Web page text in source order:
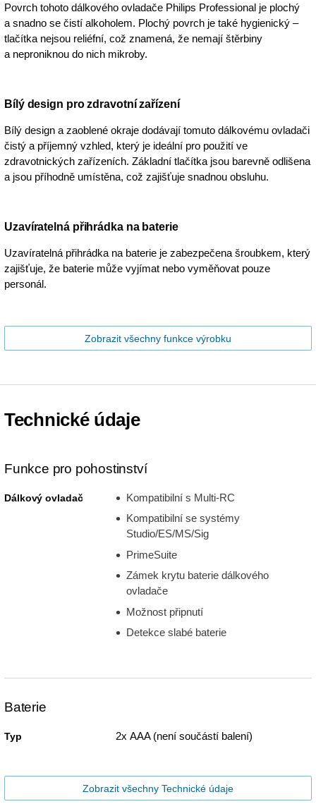
Povrch tohoto dálkového ovladače Philips Professional je plochý
a snadno se čistí alkoholem. Plochý povrch je také hygienický –
tlačítka nejsou reliéfní, což znamená, že nemají štěrbiny
a neproniknou do nich mikroby.
Bílý design pro zdravotní zařízení
Bílý design a zaoblené okraje dodávají tomuto dálkovému ovladači
čistý a příjemný vzhled, který je ideální pro použití ve
zdravotnických zařízeních. Základní tlačítka jsou barevně odlišena
a jsou příhodně umístěna, což zajišťuje snadnou obsluhu.
Uzavíratelná přihrádka na baterie
Uzavíratelná přihrádka na baterie je zabezpečena šroubkem, který
zajišťuje, že baterie může vyjímat nebo vyměňovat pouze
personál.
Zobrazit všechny funkce výrobku
Technické údaje
Funkce pro pohostinství
Dálkový ovladač
Kompatibilní s Multi-RC
Kompatibilní se systémy
Studio/ES/MS/Sig
PrimeSuite
Zámek krytu baterie dálkového
ovladače
Možnost připnutí
Detekce slabé baterie
Baterie
Typ 2x AAA (není součástí balení)
Zobrazit všechny Technické údaje